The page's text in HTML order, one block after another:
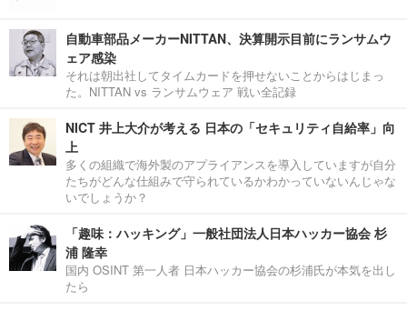
自動車部品メーカーNITTAN、決算開示目前にランサムウ
ェア感染
それは朝出社してタイムカードを押せないことからはじまっ
た。NITTAN vs ランサムウェア 戦い全記録
NICT 井上大介が考える 日本の「セキュリティ自給率」向
上
多くの組織で海外製のアプライアンスを導入していますが自分
たちがどんな仕組みで守られているかわかっていないんじゃな
いでしょうか？
「趣味：ハッキング」一般社団法人日本ハッカー協会 杉
浦 隆幸
国内 OSINT 第一人者 日本ハッカー協会の杉浦氏が本気を出し
たら